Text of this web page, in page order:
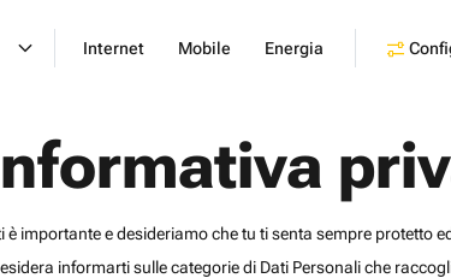
Internet Mobile Energia
è importante e desideriamo che tu ti senta sempre protetto
informarti sulle categorie di Dati Personali che